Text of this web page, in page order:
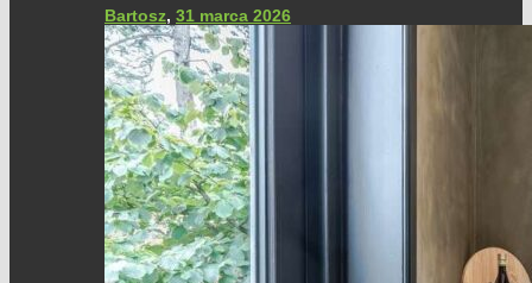
Bartosz, 31 marca 2026